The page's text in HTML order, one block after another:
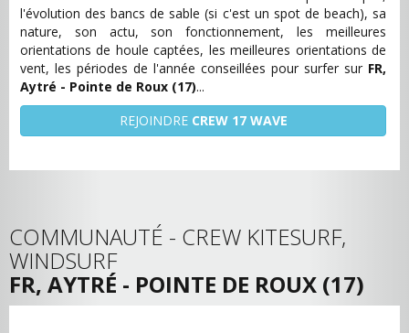
l'évolution des bancs de sable (si c'est un spot de beach), sa
nature, son actu, son fonctionnement, les meilleures
orientations de houle captées, les meilleures orientations de
vent, les périodes de l'année conseillées pour surfer sur FR,
Aytré - Pointe de Roux (17)...
REJOINDRE CREW 17 WAVE
COMMUNAUTÉ - CREW KITESURF,
WINDSURF
FR, AYTRÉ - POINTE DE ROUX (17)